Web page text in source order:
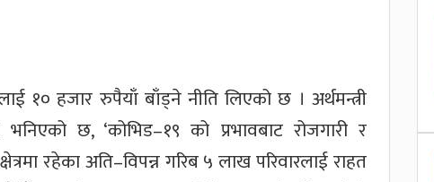
१० हजार रुपैयाँ बाँड्ने नीति लिएको छ । अर्थमन्त्री
छ, ‘कोभिड–१९ को प्रभावबाट रोजगारी र
रहेका अति–विपन्न गरिब ५ लाख परिवारलाई राहत